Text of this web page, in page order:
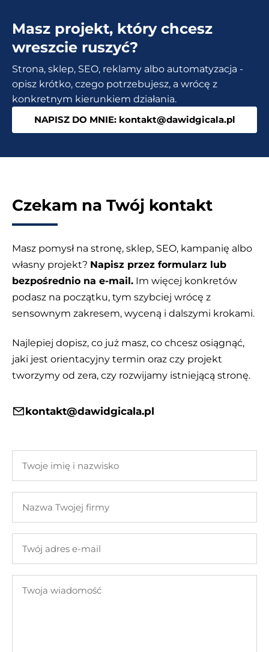
Automatyczne
tworzenie
zamówieniu
Masz projekt, który chcesz
wreszcie ruszyć?
Strona, sklep, SEO, reklamy albo automatyzacja -
opisz krótko, czego potrzebujesz, a wrócę z
konkretnym kierunkiem działania.
NAPISZ DO MNIE: kontakt@dawidgicala.pl
Czekam na Twój kontakt
Masz pomysł na stronę, sklep, SEO, kampanię albo
własny projekt? Napisz przez formularz lub
bezpośrednio na e-mail. Im więcej konkretów
podasz na początku, tym szybciej wrócę z
sensownym zakresem, wyceną i dalszymi krokami.
Najlepiej dopisz, co już masz, co chcesz osiągnąć,
jaki jest orientacyjny termin oraz czy projekt
tworzymy od zera, czy rozwijamy istniejącą stronę.
kontakt@dawidgicala.pl
imię
nazwisko
Twojej
adres
mail
wiadomość